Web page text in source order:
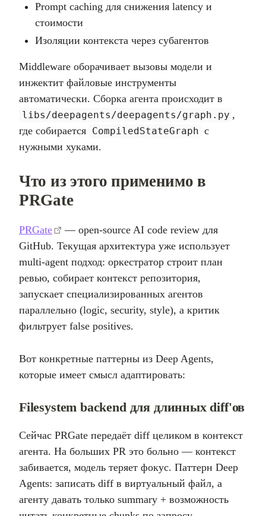
Prompt caching для снижения latency и
стоимости
Изоляции контекста через субагентов
Middleware оборачивает вызовы модели и
инжектит файловые инструменты
автоматически. Сборка агента происходит в
libs/deepagents/deepagents/graph.py ,
где собирается CompiledStateGraph с
нужными хуками.
Что из этого применимо в
PRGate
PRGate
— open-source AI code review для
GitHub. Текущая архитектура уже использует
multi-agent подход: оркестратор строит план
ревью, собирает контекст репозитория,
запускает специализированных агентов
параллельно (logic, security, style), а критик
фильтрует false positives.
Вот конкретные паттерны из Deep Agents,
которые имеет смысл адаптировать:
Filesystem backend для длинных diff'ов
Сейчас PRGate передаёт diff целиком в контекст
агента. На больших PR это больно — контекст
забивается, модель теряет фокус. Паттерн Deep
Agents: записать diff в виртуальный файл, а
агенту давать только summary + возможность